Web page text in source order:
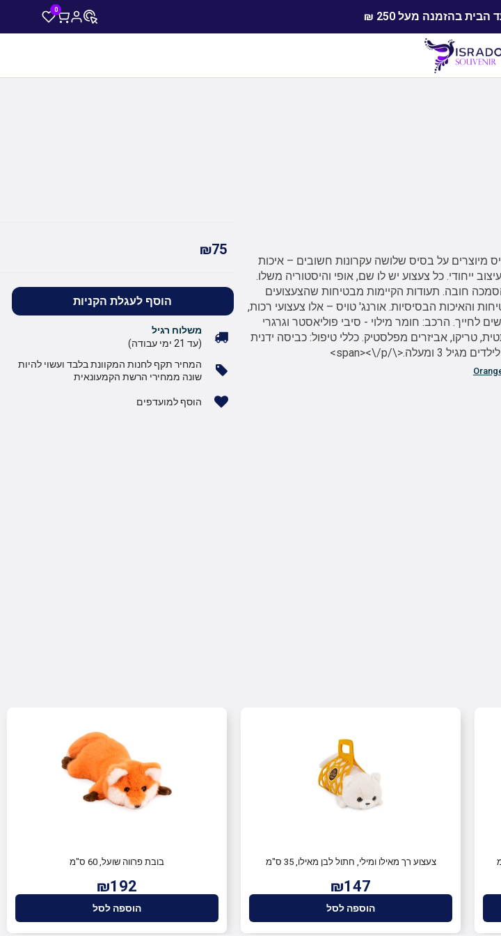
בהזמנה מעל 250 ₪
0
מיוצרים על בסיס שלושה עקרונות חשובים – איכות
ייחודי. כל צעצוע יש לו שם, אופי והיסטוריה משלו.
חובה. תעודות הקיימות מבטיחות שהצעצועים
והאיכות הבסיסיות. אורנג' טויס – אלו צעצועי רכות,
לחייך. הרכב: חומר מילוי - סיבי פוליאסטר וגרגרי
טריקו, אביזרים מפלסטיק. כללי טיפול: כביסה ידנית
₪75
הוסף לעגלת הקניות
משלוח רגיל
(עד 21 ימי עבודה)
המחיר תקף לחנות המקוונת בלבד ועשוי להיות
שונה ממחירי הרשת הקמעונאית
הוסף למועדפים
בובת פרווה שועל, 60 ס"מ
₪192
הוספה לסל
צעצוע רך מאילו ומילי, חתול לבן מאילו, 35 ס"מ
₪147
הוספה לסל